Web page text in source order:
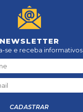
NEWSLETTER
se e receba informativos
CADASTRAR